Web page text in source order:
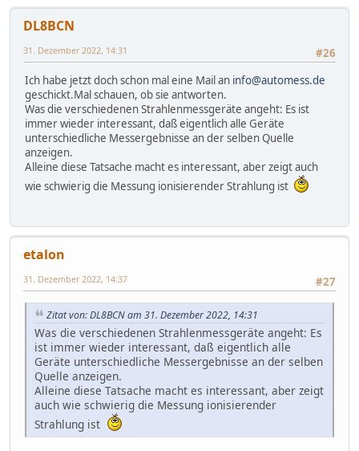
DL8BCN
#26
31. Dezember 2022, 14:31
Ich habe jetzt doch schon mal eine Mail an info@automess.de
geschickt.Mal schauen, ob sie antworten.
Was die verschiedenen Strahlenmessgeräte angeht: Es ist
immer wieder interessant, daß eigentlich alle Geräte
unterschiedliche Messergebnisse an der selben Quelle
anzeigen.
Alleine diese Tatsache macht es interessant, aber zeigt auch
wie schwierig die Messung ionisierender Strahlung ist
etalon
#27
31. Dezember 2022, 14:37
Zitat von: DL8BCN am 31. Dezember 2022, 14:31
Was die verschiedenen Strahlenmessgeräte angeht: Es
ist immer wieder interessant, daß eigentlich alle
Geräte unterschiedliche Messergebnisse an der selben
Quelle anzeigen.
Alleine diese Tatsache macht es interessant, aber zeigt
auch wie schwierig die Messung ionisierender
Strahlung ist